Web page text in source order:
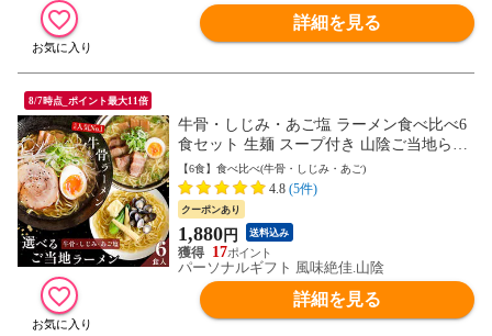
詳細を見る
8/7時点_ポイント最大11倍
牛骨・しじみ・あご塩 ラーメン食べ比べ6
食セット 生麺 スープ付き 山陰ご当地らー
めん 詰め合わせ 送料無料 ネコポス
【6食】食べ比べ(牛骨・しじみ・あご)
4.8 (5件)
クーポンあり
1,880円 送料込み
17
パーソナルギフト 風味絶佳.山陰
詳細を見る